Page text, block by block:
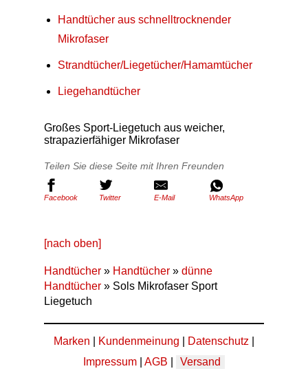
Handtücher aus schnelltrocknender
Mikrofaser
Strandtücher/Liegetücher/Hamamtücher
Liegehandtücher
Großes Sport-Liegetuch aus weicher,
strapazierfähiger Mikrofaser
Teilen Sie diese Seite mit Ihren Freunden
Facebook Twitter E-Mail WhatsApp
[nach oben]
Handtücher » Handtücher » dünne
Handtücher » Sols Mikrofaser Sport
Liegetuch
Marken Kundenmeinung Datenschutz
Impressum
AGB Versand